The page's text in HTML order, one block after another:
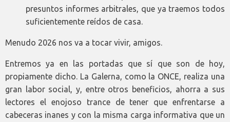
presuntos informes arbitrales, que ya traemos todos
suficientemente reídos de casa.
Menudo 2026 nos va a tocar vivir, amigos.
Entremos ya en las portadas que sí que son de hoy,
propiamente dicho. La Galerna, como la ONCE, realiza una
gran labor social, y, entre otros beneficios, ahorra a sus
lectores el enojoso trance de tener que enfrentarse a
cabeceras inanes y con la misma carga informativa que un